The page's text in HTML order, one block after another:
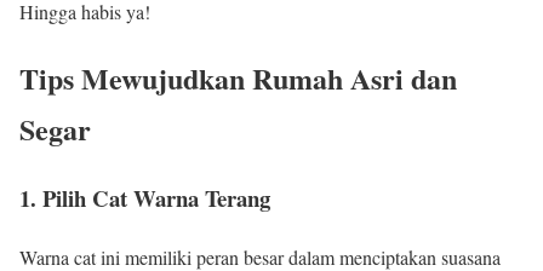
Hingga habis ya!
Tips Mewujudkan Rumah Asri dan
Segar
1. Pilih Cat Warna Terang
Warna cat ini memiliki peran besar dalam menciptakan suasana